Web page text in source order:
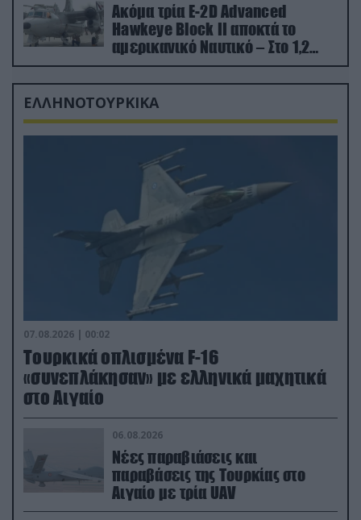
Ακόμα τρία E-2D Advanced
Hawkeye Block II αποκτά το
αμερικανικό Ναυτικό – Στο 1,2
δισ.δολάρια το κόστος
ΕΛΛΗΝΟΤΟΥΡΚΙΚΑ
07.08.2026 | 00:02
Τουρκικά οπλισμένα F-16
«συνεπλάκησαν» με ελληνικά μαχητικά
στο Αιγαίο
06.08.2026
Νέες παραβιάσεις και
παραβάσεις της Τουρκίας στο
Αιγαίο με τρία UAV